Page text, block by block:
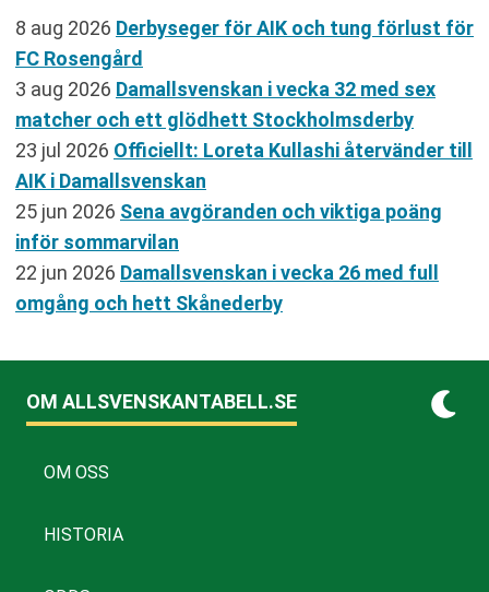
8 aug 2026 Derbyseger för AIK och tung förlust för
FC Rosengård
3 aug 2026 Damallsvenskan i vecka 32 med sex
matcher och ett glödhett Stockholmsderby
23 jul 2026 Officiellt: Loreta Kullashi återvänder till
AIK i Damallsvenskan
25 jun 2026 Sena avgöranden och viktiga poäng
inför sommarvilan
22 jun 2026 Damallsvenskan i vecka 26 med full
omgång och hett Skånederby
OM ALLSVENSKANTABELL.SE
OM OSS
HISTORIA